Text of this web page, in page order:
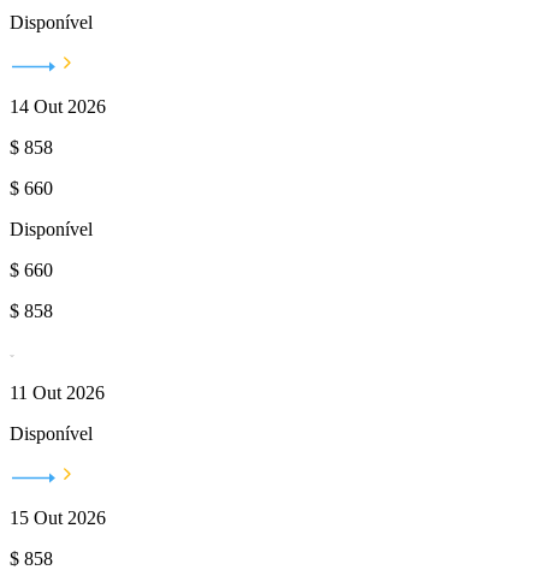
Disponível
14 Out 2026
$ 858
$ 660
Disponível
$ 660
$ 858
11 Out 2026
Disponível
15 Out 2026
$ 858